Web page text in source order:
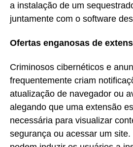
a instalação de um
juntamente com o software
Ofertas enganosas de
Criminosos cibernéticos e
frequentemente criam
atualização de navegador ou
alegando que uma extensão
necessária para visualizar
segurança ou acessar um